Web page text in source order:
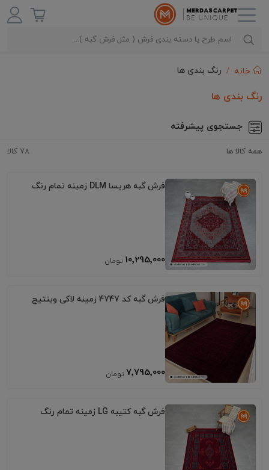
خانه رنگ بندی ها
رنگ بندی ها
جستجوی پیشرفته
همه کالا ها 78 کالا
فرش گبه هریسا DLM زمینه تمام رنگ
10٬295٬000
فرش گبه کد 4747 زمینه لاکی وینتیج
7٬795٬000
فرش گبه کتیبه LG زمینه تمام رنگ